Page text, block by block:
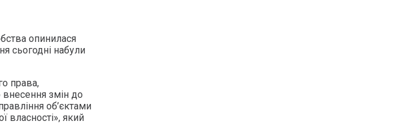
опинилася
сьогодні набули
права,
змін до
об’єктами
власності», який